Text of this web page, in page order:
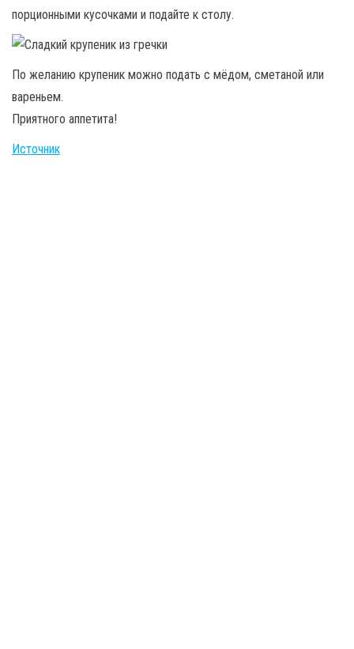
порционными кусочками и подайте к столу.
По желанию крупеник можно подать с мёдом, сметаной или
вареньем.
Приятного аппетита!
Источник